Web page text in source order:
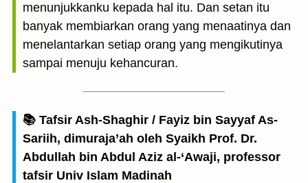
menunjukkanku kepada hal itu. Dan setan itu
banyak membiarkan orang yang menaatinya dan
menelantarkan setiap orang yang mengikutinya
sampai menuju kehancuran.
📚 Tafsir Ash-Shaghir / Fayiz bin Sayyaf As-
Sariih, dimuraja’ah oleh Syaikh Prof. Dr.
Abdullah bin Abdul Aziz al-‘Awaji, professor
tafsir Univ Islam Madinah